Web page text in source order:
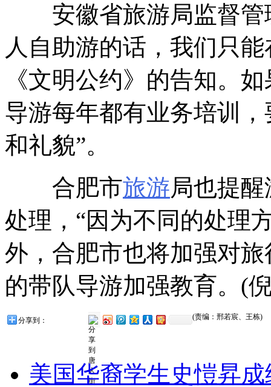
安徽省旅游局监督管
人自助游的话，我们只
《文明公约》的告知。
导游每年都有业务培训
和礼貌”。
合肥市旅游局也提
处理，“因为不同的处理
外，合肥市也将加强对
的带队导游加强教育。(
分享到： (责编：邢若宸、王栋)
美国华裔学生史愷昇